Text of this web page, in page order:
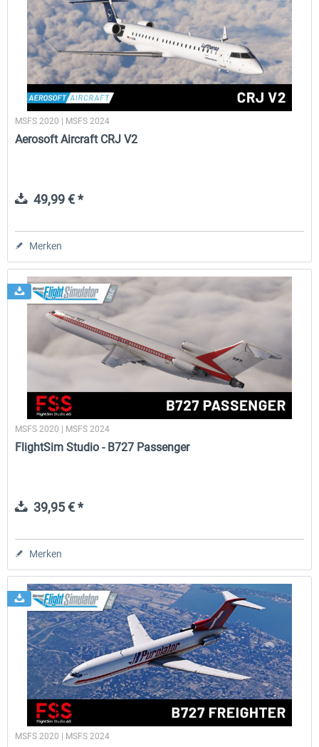
MSFS 2020 | MSFS 2024
Aerosoft Aircraft CRJ V2
49,99 € *
Merken
MSFS 2020 | MSFS 2024
FlightSim Studio - B727 Passenger
39,95 € *
Merken
MSFS 2020 | MSFS 2024